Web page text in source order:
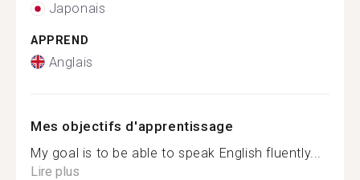
Japonais
APPREND
Anglais
Mes objectifs d'apprentissage
My goal is to be able to speak English fluently...
Lire plus